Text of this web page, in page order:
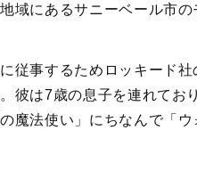
域にあるサニーベール市の
従事するためロッキード
彼は7歳の息子を連れてお
魔法使い」にちなんで「